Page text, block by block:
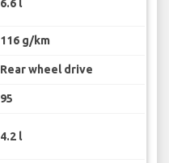
6.6 l
116 g/km
Rear wheel drive
95
4.2 l